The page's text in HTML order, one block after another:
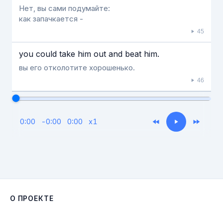
Нет, вы сами подумайте:
как запачкается -
45
you could take him out and beat him.
вы его отколотите хорошенько.
46
0:00 -0:00 0:00 x1
О ПРОЕКТЕ